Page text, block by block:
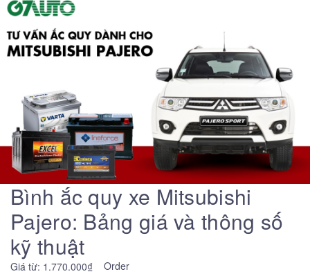
Bình ắc quy xe Mitsubishi
Pajero: Bảng giá và thông số
kỹ thuật
Giá từ: 1.770.000₫ Order